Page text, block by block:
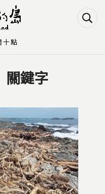
content
關鍵字
十點